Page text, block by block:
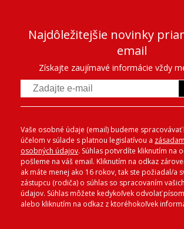
Najdôležitejšie novinky
email
Získajte zaujímavé informácie vždy
Vaše osobné údaje (email) budeme spracovávať
účelom v súlade s platnou legislatívou a
osobných údajov. Súhlas potvrdíte kliknutím na
pošleme na váš email. Kliknutím na odkaz
ak máte menej ako 16 rokov, tak ste požiadal/a
zástupcu (rodiča) o súhlas so spracovaním
údajov. Súhlas môžete kedykoľvek odvolať
alebo kliknutím na odkaz z ktoréhokoľvek